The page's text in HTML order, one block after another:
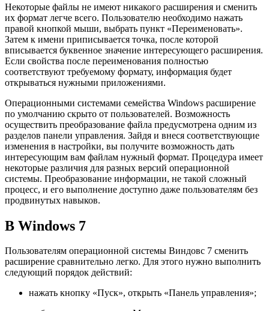
Некоторые файлы не имеют никакого расширения и сменить
их формат легче всего. Пользователю необходимо нажать
правой кнопкой мыши, выбрать пункт «Переименовать».
Затем к имени приписывается точка, после которой
вписывается буквенное значение интересующего расширения.
Если свойства после переименования полностью
соответствуют требуемому формату, информация будет
открываться нужными приложениями.
Операционными системами семейства Windows расширение
по умолчанию скрыто от пользователей. Возможность
осуществить преобразование файла предусмотрена одним из
разделов панели управления. Зайдя и внеся соответствующие
изменения в настройки, вы получите возможность дать
интересующим вам файлам нужный формат. Процедура имеет
некоторые различия для разных версий операционной
системы. Преобразование информации, не такой сложный
процесс, и его выполнение доступно даже пользователям без
продвинутых навыков.
В Windows 7
Пользователям операционной системы Виндовс 7 сменить
расширение сравнительно легко. Для этого нужно выполнить
следующий порядок действий:
нажать кнопку «Пуск», открыть «Панель управления»;